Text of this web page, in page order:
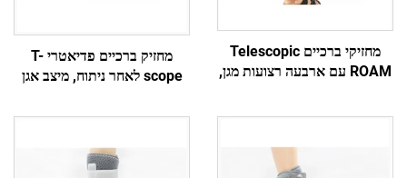
מחזיקי ברכיים Telescopic
ROAM עם ארבעה רצועות מגן,
מחזיק ברכיים פדיאטרי T-
scope לאחר ניתוח, מיצב אגן